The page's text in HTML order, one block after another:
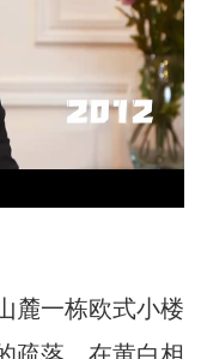
一栋欧式小楼